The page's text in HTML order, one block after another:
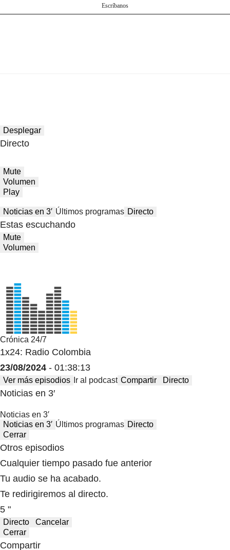
Escríbanos
Desplegar
Directo
Mute
Volumen
Play
Noticias en 3′ Últimos programas Directo
Estas escuchando
Mute
Volumen
Crónica 24/7
1x24: Radio Colombia
23/08/2024 - 01:38:13
Ver más episodios Ir al podcast Compartir Directo
Noticias en 3′
Noticias en 3′
Noticias en 3′ Últimos programas Directo
Cerrar
Otros episodios
Cualquier tiempo pasado fue anterior
Tu audio se ha acabado.
Te redirigiremos al directo.
5 "
Directo
Cancelar
Cerrar
Compartir